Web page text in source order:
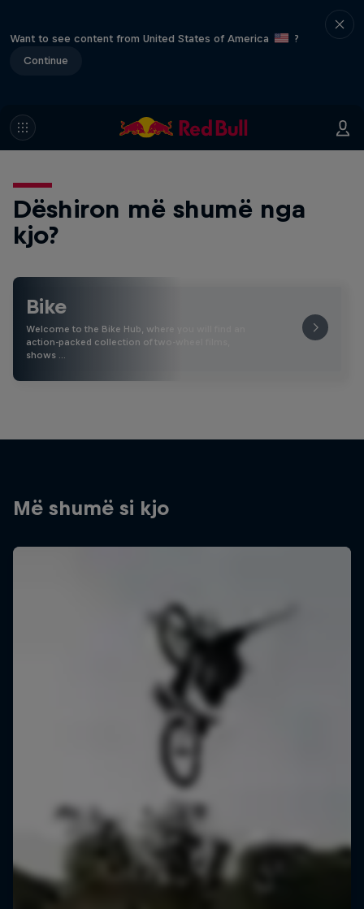
Want to see content from United States of America
?
Continue
Dëshiron më shumë nga
kjo?
Bike
Welcome to the Bike Hub, where you will find an
action-packed collection of two-wheel films,
shows …
Më shumë si kjo